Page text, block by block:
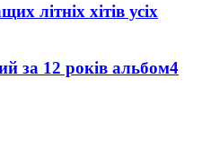
літніх хітів усіх
за 12 років альбом4